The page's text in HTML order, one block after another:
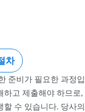
차
준비가 필요한 과정입
하고 제출해야 하므로,
수 있습니다. 당사의